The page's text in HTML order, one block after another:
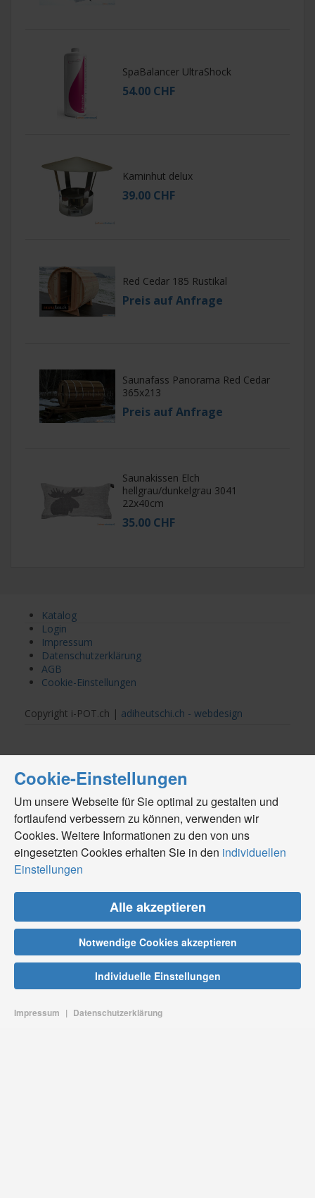
SpaBalancer UltraShock
54.00 CHF
Kaminhut delux
39.00 CHF
Red Cedar 185 Rustikal
Preis auf Anfrage
Saunafass Panorama Red Cedar
365x213
Preis auf Anfrage
Saunakissen Elch
hellgrau/dunkelgrau 3041
22x40cm
35.00 CHF
Katalog
Login
Impressum
Datenschutzerklärung
AGB
Cookie-Einstellungen
Copyright i-POT.ch | adiheutschi.ch - webdesign
Cookie-Einstellungen
Um unsere Webseite für Sie optimal zu gestalten und
fortlaufend verbessern zu können, verwenden wir
Cookies. Weitere Informationen zu den von uns
eingesetzten Cookies erhalten Sie in den individuellen
Einstellungen
Alle akzeptieren
Notwendige Cookies akzeptieren
Impressum | Datenschutzerklärung
Individuelle Einstellungen